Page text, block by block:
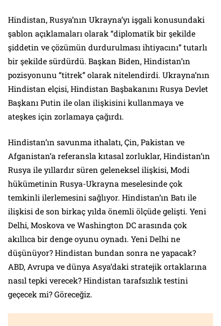
Hindistan, Rusya’nın Ukrayna’yı işgali konusundaki
şablon açıklamaları olarak “diplomatik bir şekilde
şiddetin ve çözümün durdurulması ihtiyacını” tutarlı
bir şekilde sürdürdü. Başkan Biden, Hindistan’ın
pozisyonunu “titrek” olarak nitelendirdi. Ukrayna’nın
Hindistan elçisi, Hindistan Başbakanını Rusya Devlet
Başkanı Putin ile olan ilişkisini kullanmaya ve
ateşkes için zorlamaya çağırdı.
Hindistan’ın savunma ithalatı, Çin, Pakistan ve
Afganistan’a referansla kıtasal zorluklar, Hindistan’ın
Rusya ile yıllardır süren geleneksel ilişkisi, Modi
hükümetinin Rusya-Ukrayna meselesinde çok
temkinli ilerlemesini sağlıyor. Hindistan’ın Batı ile
ilişkisi de son birkaç yılda önemli ölçüde gelişti. Yeni
Delhi, Moskova ve Washington DC arasında çok
akıllıca bir denge oyunu oynadı. Yeni Delhi ne
düşünüyor? Hindistan bundan sonra ne yapacak?
ABD, Avrupa ve dünya Asya’daki stratejik ortaklarına
nasıl tepki verecek? Hindistan tarafsızlık testini
geçecek mi? Göreceğiz.